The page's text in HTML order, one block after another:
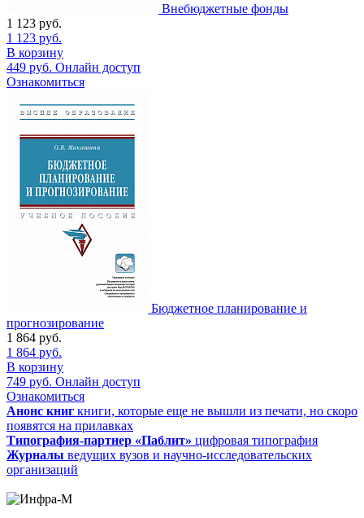
Внебюджетные фонды
1 123 руб.
1 123 руб.
В корзину
449 руб. Онлайн доступ
Ознакомиться
Бюджетное планирование и
прогнозирование
1 864 руб.
1 864 руб.
В корзину
749 руб. Онлайн доступ
Ознакомиться
Анонс книг книги, которые еще не вышли из печати, но скоро
появятся на прилавках
Типография-партнер «Паблит» цифровая типография
Журналы ведущих вузов и научно-исследовательских
организаций